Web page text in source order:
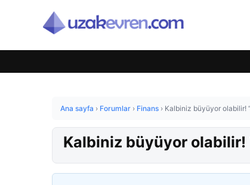
Ana sayfa › Forumlar › Finans › Kalbiniz büyüyor olabilir!
Kalbiniz büyüyor olabilir!